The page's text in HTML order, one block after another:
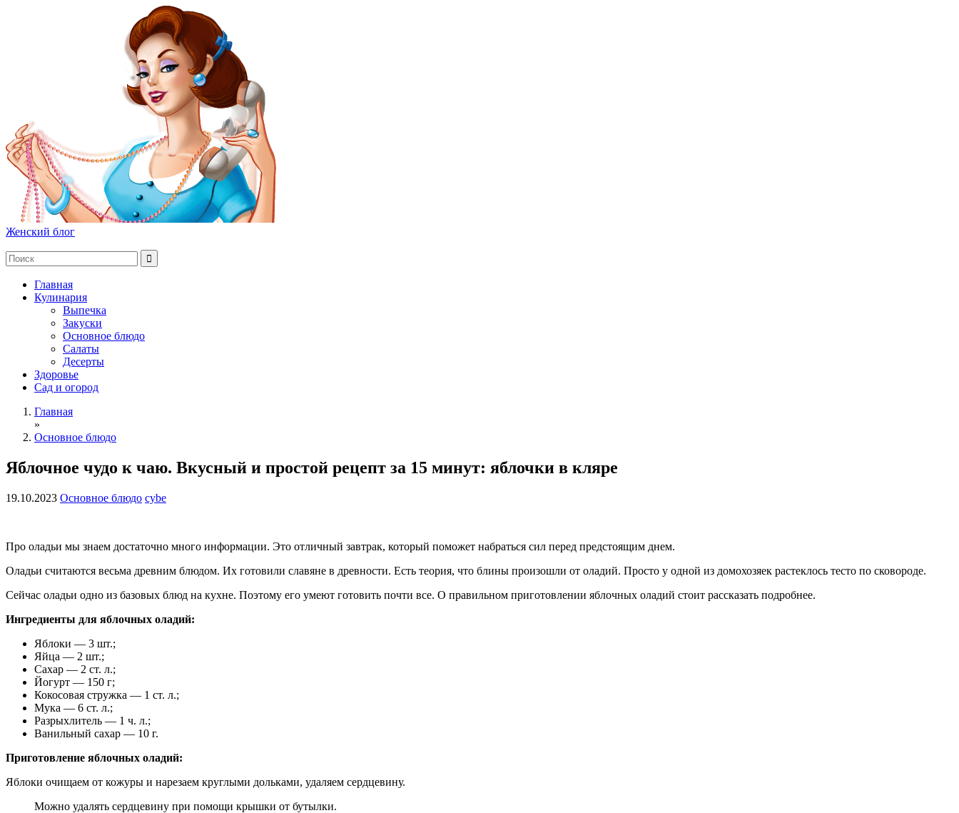
Женский блог
Главная
Кулинария
Выпечка
Закуски
Основное блюдо
Салаты
Десерты
Здоровье
Сад и огород
Главная
»
Основное блюдо
Яблочное чудо к чаю. Вкусный и простой рецепт за 15 минут: яблочки в кляре
19.10.2023 Основное блюдо cybe
Про оладьи мы знаем достаточно много информации. Это отличный завтрак, который поможет набраться сил перед предстоящим днем.
Оладьи считаются весьма древним блюдом. Их готовили славяне в древности. Есть теория, что блины произошли от оладий. Просто у одной из домохозяек растеклось тесто по сковороде.
Сейчас оладьи одно из базовых блюд на кухне. Поэтому его умеют готовить почти все. О правильном приготовлении яблочных оладий стоит рассказать подробнее.
Ингредиенты для яблочных оладий:
Яблоки — 3 шт.;
Яйца — 2 шт.;
Сахар — 2 ст. л.;
Йогурт — 150 г;
Кокосовая стружка — 1 ст. л.;
Мука — 6 ст. л.;
Разрыхлитель — 1 ч. л.;
Ванильный сахар — 10 г.
Приготовление яблочных оладий:
Яблоки очищаем от кожуры и нарезаем круглыми дольками, удаляем сердцевину.
Можно удалять сердцевину при помощи крышки от бутылки.